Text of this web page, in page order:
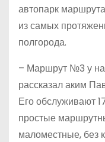
автопарк
из самых
полгорода.
– Маршрут №3 у
рассказал аким
Его обслуживают
простые
маломестные, без